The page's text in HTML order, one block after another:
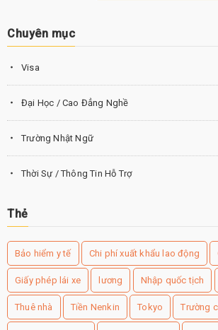
Chuyên mục
Visa
Đại Học / Cao Đẳng Nghề
Trường Nhật Ngữ
Thời Sự / Thông Tin Hỗ Trợ
Thẻ
Bảo hiểm y tế Chi phí xuất khẩu lao động
Giấy phép lái xe lương Nhập quốc tịch
Thuê nhà Tiền Nenkin Tokyo Trường